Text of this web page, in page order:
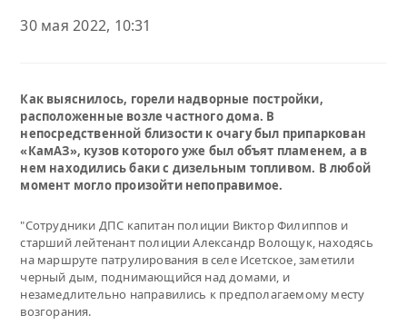
30 мая 2022, 10:31
Как выяснилось, горели надворные постройки,
расположенные возле частного дома. В
непосредственной близости к очагу был припаркован
«КамАЗ», кузов которого уже был объят пламенем, а в
нем находились баки с дизельным топливом. В любой
момент могло произойти непоправимое.
"Сотрудники ДПС капитан полиции Виктор Филиппов и
старший лейтенант полиции Александр Волощук, находясь
на маршруте патрулирования в селе Исетское, заметили
черный дым, поднимающийся над домами, и
незамедлительно направились к предполагаемому месту
возгорания.